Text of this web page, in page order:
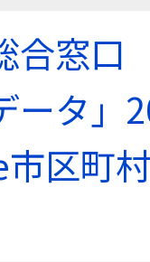
合窓口
ータ」
市区町